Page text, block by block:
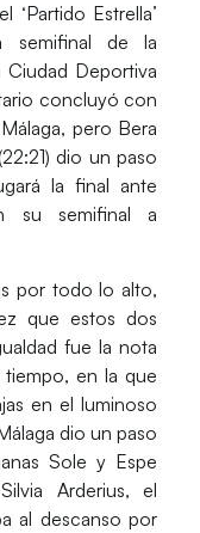
Estrella’
de la
Deportiva
concluyó con
pero Bera
dio un paso
la final ante
su semifinal a
por todo lo alto,
que estos dos
fue la nota
en la que
en el luminoso
dio un paso
Sole y Espe
Arderius, el
al descanso por